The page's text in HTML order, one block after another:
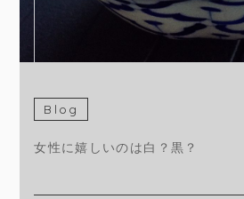
Blog
女性に嬉しいのは白？黒？